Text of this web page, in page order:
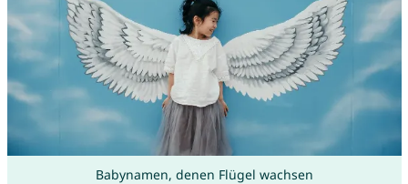
Babynamen, denen Flügel wachsen